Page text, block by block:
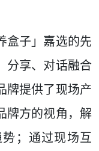
盒子」嘉选的先
分享、对话融合
牌提供了现场产
牌方的视角，解
；通过现场互